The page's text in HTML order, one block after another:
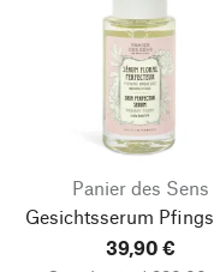
Panier des Sens
Gesichtsserum
39,90 €